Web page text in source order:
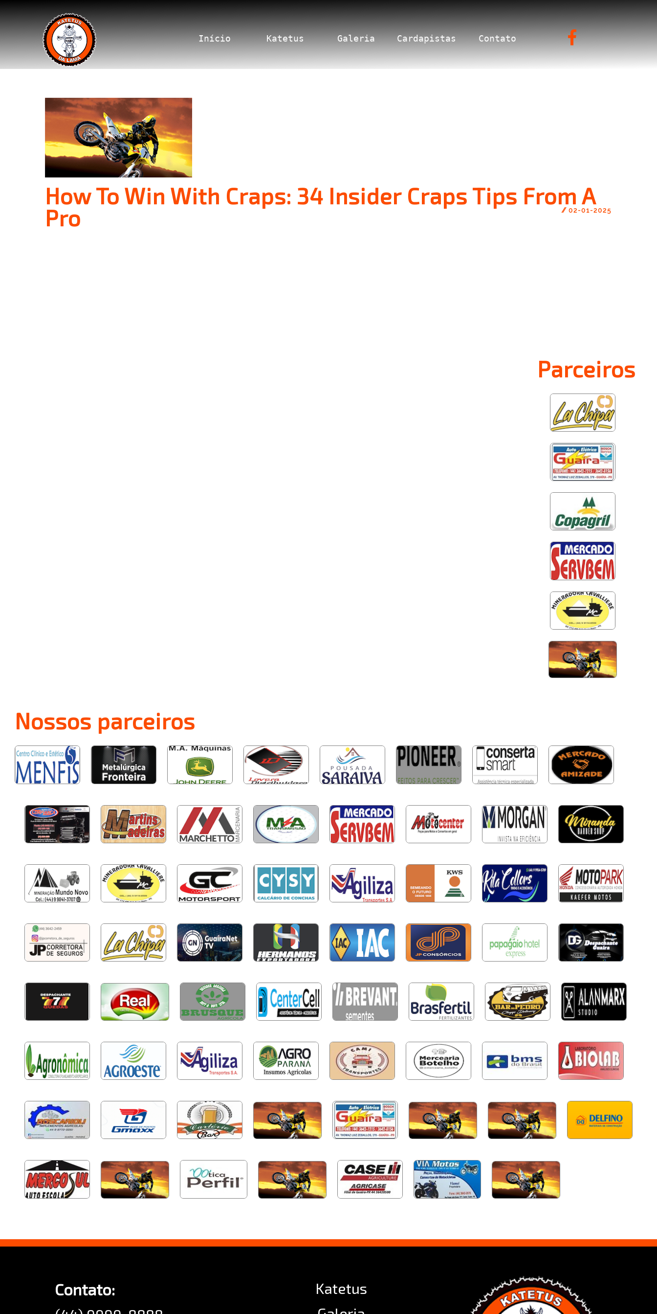
Início Katetus Galeria Cardapistas Contato
How To Win With Craps: 34 Insider Craps Tips From A
Pro
// 02-01-2025
Parceiros
Nossos parceiros
Contato:
Katetus